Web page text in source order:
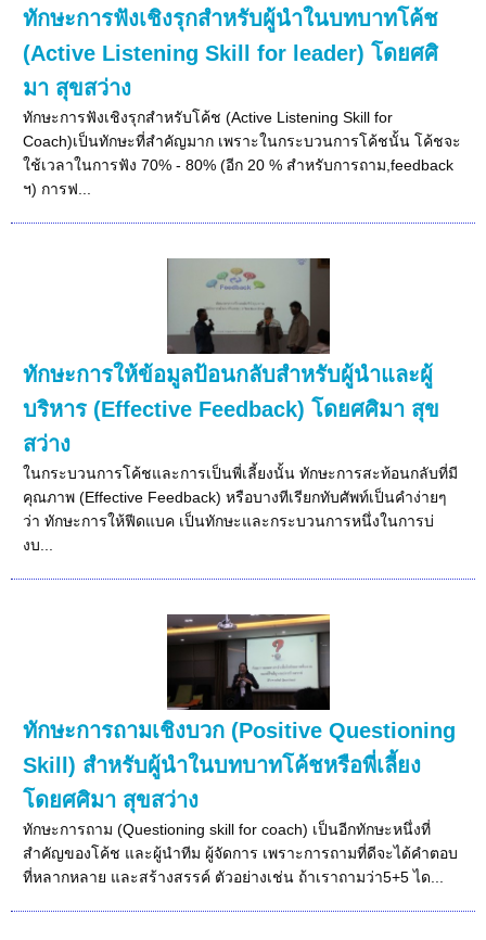
ทักษะการฟังเชิงรุกสำหรับผู้นำในบทบาทโค้ช
(Active Listening Skill for leader) โดยศศิ
มา สุขสว่าง
ทักษะการฟังเชิงรุกสำหรับโค้ช (Active Listening Skill for
Coach)เป็นทักษะที่สำคัญมาก เพราะในกระบวนการโค้ชนั้น โค้ชจะ
ใช้เวลาในการฟัง 70% - 80% (อีก 20 % สำหรับการถาม,feedback
ฯ) การฟ...
ทักษะการให้ข้อมูลป้อนกลับสำหรับผู้นำและผู้
บริหาร (Effective Feedback) โดยศศิมา สุข
สว่าง
ในกระบวนการโค้ชและการเป็นพี่เลี้ยงนั้น ทักษะการสะท้อนกลับที่มี
คุณภาพ (Effective Feedback) หรือบางทีเรียกทับศัพท์เป็นคำง่ายๆ
ว่า ทักษะการให้ฟีดแบค เป็นทักษะและกระบวนการหนึ่งในการบ่
งบ...
ทักษะการถามเชิงบวก (Positive Questioning
Skill) สำหรับผู้นำในบทบาทโค้ชหรือพี่เลี้ยง
โดยศศิมา สุขสว่าง
ทักษะการถาม (Questioning skill for coach) เป็นอีกทักษะหนึ่งที่
สำคัญของโค้ช และผู้นำทีม ผู้จัดการ เพราะการถามที่ดีจะได้คำตอบ
ที่หลากหลาย และสร้างสรรค์ ตัวอย่างเช่น ถ้าเราถามว่า5+5 ได...